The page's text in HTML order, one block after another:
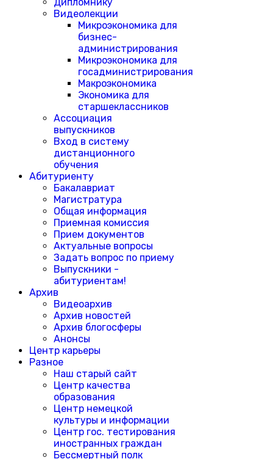
Видеолекции
Микроэкономика для
бизнес-
администрирования
Микроэкономика для
госадминистрирования
Макроэкономика
Экономика для
старшеклассников
Ассоциация
выпускников
Вход в систему
дистанционного
обучения
Абитуриенту
Бакалавриат
Магистратура
Общая информация
Приемная комиссия
Прием документов
Актуальные вопросы
Задать вопрос по приему
Выпускники -
абитуриентам!
Архив
Видеоархив
Архив новостей
Архив блогосферы
Анонсы
Центр карьеры
Разное
Наш старый сайт
Центр качества
образования
Центр немецкой
культуры и информации
Центр гос. тестирования
иностранных граждан
Бессмертный полк